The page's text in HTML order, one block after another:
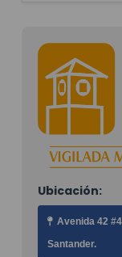
Ubicación:
Avenida 42
Santander.